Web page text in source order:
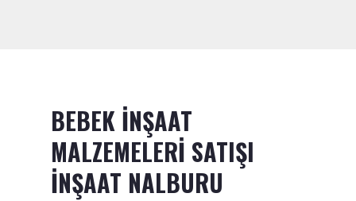
Kazma Satışı – Toptan,
Perakende Satış Firması
Bıçak Mastar Satışı
Betokontak Astar
BEBEK İNŞAAT
MALZEMELERİ SATIŞI
İNŞAAT NALBURU